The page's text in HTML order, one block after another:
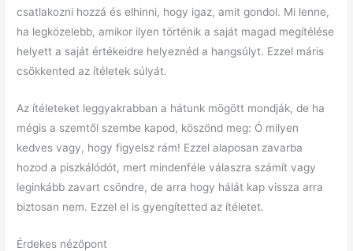
csatlakozni hozzá és elhinni, hogy igaz, amit gondol. Mi lenne,
ha legközelebb, amikor ilyen történik a saját magad megítélése
helyett a saját értékeidre helyeznéd a hangsúlyt. Ezzel máris
csökkented az ítéletek súlyát.
Az ítéleteket leggyakrabban a hátunk mögött mondják, de ha
mégis a szemtől szembe kapod, köszönd meg: Ó milyen
kedves vagy, hogy figyelsz rám! Ezzel alaposan zavarba
hozod a piszkálódót, mert mindenféle válaszra számít vagy
leginkább zavart csöndre, de arra hogy hálát kap vissza arra
biztosan nem. Ezzel el is gyengítetted az ítéletet.
Érdekes nézőpont